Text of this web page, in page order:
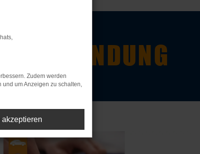
VERBINDUNG
Zudem werden
um Anzeigen zu schalten,